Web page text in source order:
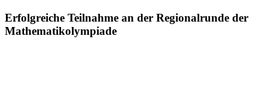
Erfolgreiche Teilnahme an der Regionalrunde der
Mathematikolympiade